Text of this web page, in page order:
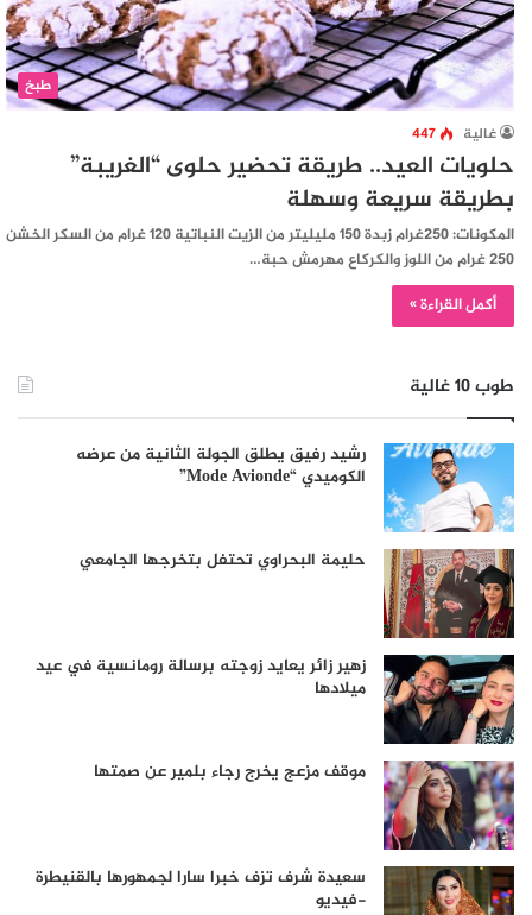
طبخ
غالية 447
حلويات العيد.. طريقة تحضير حلوى “الغريبة”
بطريقة سريعة وسهلة
المكونات: 250غرام زبدة 150 مليليتر من الزيت النباتية 120 غرام من السكر الخشن
250 غرام من اللوز والكركاع مهرمش حبة…
أكمل القراءة »
طوب 10 غالية
رشيد رفيق يطلق الجولة الثانية من عرضه
الكوميدي “Mode Avionde”
حليمة البحراوي تحتفل بتخرجها الجامعي
زهير زائر يعايد زوجته برسالة رومانسية في عيد
ميلادها
موقف مزعج يخرج رجاء بلمير عن صمتها
سعيدة شرف تزف خبرا سارا لجمهورها بالقنيطرة
-فيديو